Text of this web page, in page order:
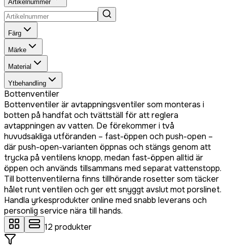
Artikelnummer
Färg
Märke
Material
Ytbehandling
Bottenventiler
Bottenventiler är avtappningsventiler som monteras i
botten på handfat och tvättställ för att reglera
avtappningen av vatten. De förekommer i två
huvudsakliga utföranden – fast-öppen och push-open –
där push-open-varianten öppnas och stängs genom att
trycka på ventilens knopp, medan fast-öppen alltid är
öppen och används tillsammans med separat vattenstopp.
Till bottenventilerna finns tillhörande rosetter som täcker
hålet runt ventilen och ger ett snyggt avslut mot porslinet.
Handla yrkesprodukter online med snabb leverans och
personlig service nära till hands.
12 produkter